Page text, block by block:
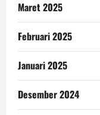
Maret 2025
Februari 2025
Januari 2025
Desember 2024